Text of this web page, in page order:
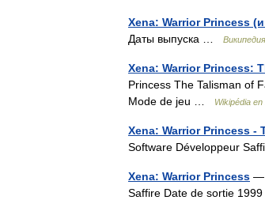
Xena: Warrior Princess
Даты выпуска …
Википедия
Xena: Warrior Princess:
Princess The Talisman of
Mode de jeu …
Wikipédia
Xena: Warrior Princess -
Software Développeur
Xena: Warrior Princess —
Saffire Date de sortie